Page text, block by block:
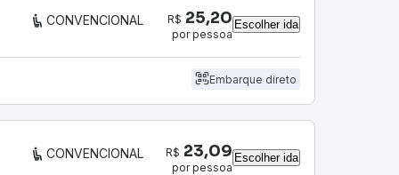
CONVENCIONAL R$ 25,20
por pessoa
Escolher ida
Embarque direto
CONVENCIONAL R$ 23,09
por pessoa
Escolher ida